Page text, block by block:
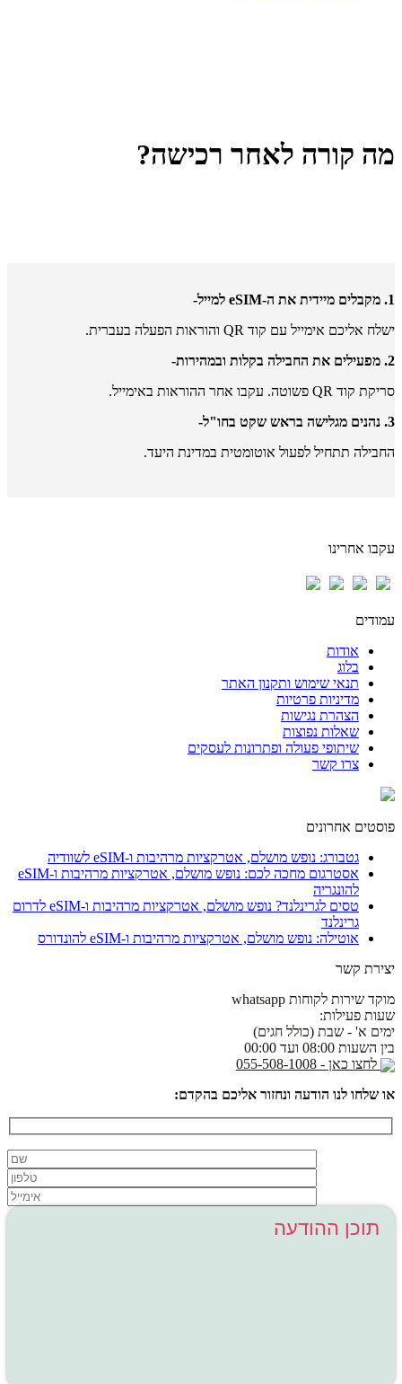
מה קורה לאחר רכישה?
1. מקבלים מיידית את ה-eSIM למייל-
ישלח אליכם אימייל עם קוד QR והוראות הפעלה בעברית.
2. מפעילים את החבילה בקלות ובמהירות-
סריקת קוד QR פשוטה. עקבו אחר ההוראות באימייל.
3. נהנים מגלישה בראש שקט בחו"ל-
החבילה תתחיל לפעול אוטומטית במדינת היעד.
עקבו אחרינו
עמודים
אודות
בלוג
תנאי שימוש ותקנון האתר
מדיניות פרטיות
הצהרת נגישות
שאלות נפוצות
שיתופי פעולה ופתרונות לעסקים
צרו קשר
פוסטים אחרונים
גטבורג: נופש מושלם, אטרקציות מרהיבות ו-eSIM לשוודיה
אסטרגום מחכה לכם: נופש מושלם, אטרקציות מרהיבות ו-eSIM
להונגריה
טסים לגרינלנד? נופש מושלם, אטרקציות מרהיבות ו-eSIM לדרום
גרינלנד
אוטילה: נופש מושלם, אטרקציות מרהיבות ו-eSIM להונדורס
יצירת קשר
מוקד שירות לקוחות whatsapp
שעות פעילות:
ימים א' - שבת (כולל חגים)
בין השעות 08:00 ועד 00:00
לחצו כאן - 055-508-1008
או שלחו לנו הודעה ונחזור אליכם בהקדם: